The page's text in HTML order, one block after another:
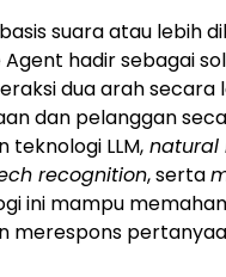
suara atau lebih
hadir sebagai
dua arah secara
dan pelanggan
teknologi LLM, natural
recognition, serta
ini mampu
merespons